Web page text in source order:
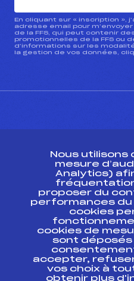
En cliquant sur « inscription »,
adresse email pour
de la FFS, qui peut contenir
promotionnelles de la FFS ou
d’informations sur les
la gestion de vos données,
Ressources
Pass’Neige
Projet sportif
Projet de
Antidopage
Pôle
Scientifique
Listes ministérielles
Nous utilisons
mesure
Analytics)
proposer du
performances du
cookies
cookies de
sont déposés
accepter,
vos choix à
obtenir plus